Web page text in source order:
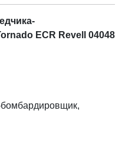
ECR Revell 04048
бомбардировщик,